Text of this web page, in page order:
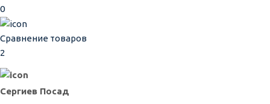
0
Сравнение товаров
2
Сергиев Посад